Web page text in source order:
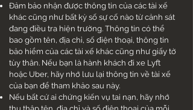
Đảm bảo nhận được thông tin của các tài xế
khác cũng như bất kỳ số sự cố nào từ cảnh sát
đang điều tra hiện trường. Thông tin có thể
bao gồm tên, địa chỉ, số điện thoại, thông tin
bảo hiểm của các tài xế khác cũng như giấy tờ
tùy thân. Nếu bạn là hành khách đi xe Lyft
hoặc Uber, hãy nhớ lưu lại thông tin về tài xế
của bạn để tham khảo sau này.
Nếu bất cứ ai chứng kiến ​​vụ tai nạn, hãy nhớ